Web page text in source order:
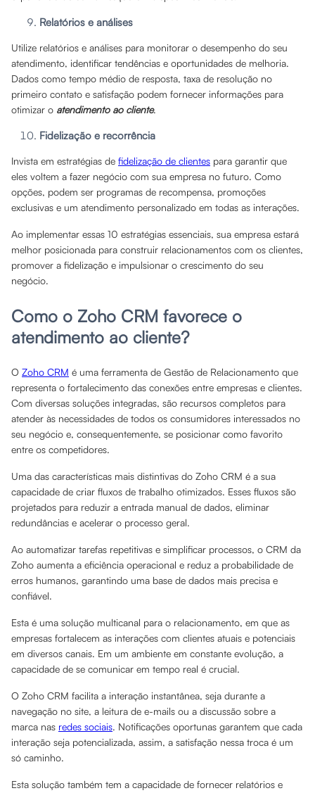
Relatórios e análises
Utilize relatórios e análises para monitorar o desempenho do seu
atendimento, identificar tendências e oportunidades de melhoria.
Dados como tempo médio de resposta, taxa de resolução no
primeiro contato e satisfação podem fornecer informações para
otimizar o atendimento ao cliente.
Fidelização e recorrência
Invista em estratégias de fidelização de clientes para garantir que
eles voltem a fazer negócio com sua empresa no futuro. Como
opções, podem ser programas de recompensa, promoções
exclusivas e um atendimento personalizado em todas as interações.
Ao implementar essas 10 estratégias essenciais, sua empresa estará
melhor posicionada para construir relacionamentos com os clientes,
promover a fidelização e impulsionar o crescimento do seu
negócio.
Como o Zoho CRM favorece o
atendimento ao cliente?
O Zoho CRM é uma ferramenta de Gestão de Relacionamento que
representa o fortalecimento das conexões entre empresas e clientes.
Com diversas soluções integradas, são recursos completos para
atender às necessidades de todos os consumidores interessados no
seu negócio e, consequentemente, se posicionar como favorito
entre os competidores.
Uma das características mais distintivas do Zoho CRM é a sua
capacidade de criar fluxos de trabalho otimizados. Esses fluxos são
projetados para reduzir a entrada manual de dados, eliminar
redundâncias e acelerar o processo geral.
Ao automatizar tarefas repetitivas e simplificar processos, o CRM da
Zoho aumenta a eficiência operacional e reduz a probabilidade de
erros humanos, garantindo uma base de dados mais precisa e
confiável.
Esta é uma solução multicanal para o relacionamento, em que as
empresas fortalecem as interações com clientes atuais e potenciais
em diversos canais. Em um ambiente em constante evolução, a
capacidade de se comunicar em tempo real é crucial.
O Zoho CRM facilita a interação instantânea, seja durante a
navegação no site, a leitura de e-mails ou a discussão sobre a
marca nas redes sociais. Notificações oportunas garantem que cada
interação seja potencializada, assim, a satisfação nessa troca é um
só caminho.
Esta solução também tem a capacidade de fornecer relatórios e